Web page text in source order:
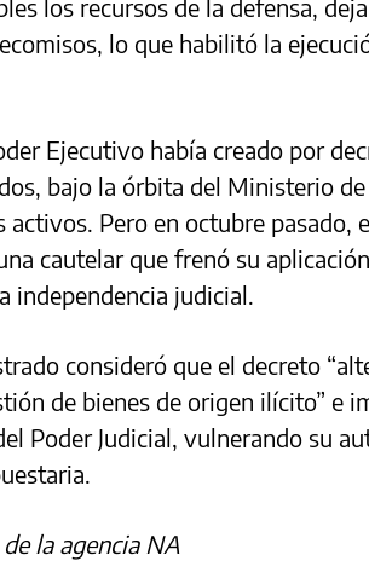
los recursos de la defensa,
lo que habilitó la
Ejecutivo había creado por
bajo la órbita del Ministerio de
activos. Pero en octubre pasado,
cautelar que frenó su
independencia judicial.
consideró que el decreto
de bienes de origen ilícito” e
Poder Judicial, vulnerando su
la agencia NA